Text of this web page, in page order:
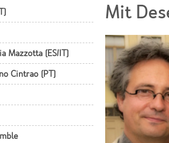
Mazzotta (ES/IT)
Cintrao (PT)
Mit